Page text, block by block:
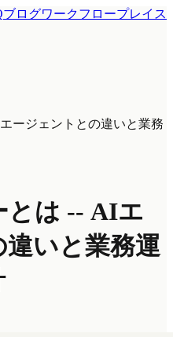
ブログワークフロープレイス
ージェントとの違いと業務
は -- AIエ
いと業務運